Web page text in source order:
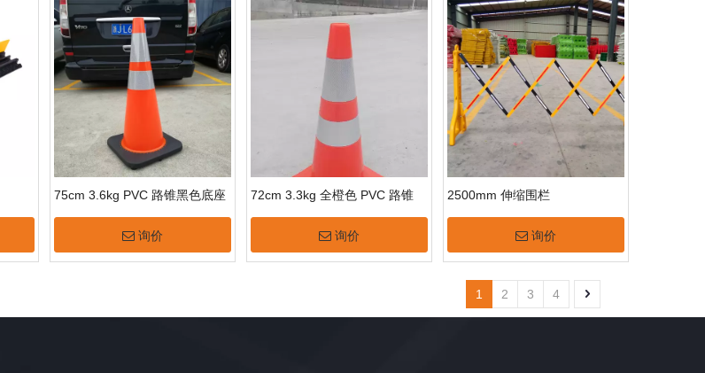
75cm 3.6kg PVC 路锥黑色底座
询价
72cm 3.3kg 全橙色 PVC 路锥
询价
2500mm 伸缩围栏
询价
1 2 3 4